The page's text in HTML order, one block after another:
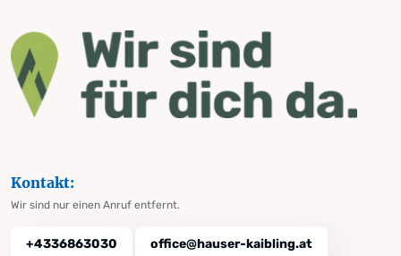
Kontakt:
Wir sind nur einen Anruf entfernt.
+4336863030 office@hauser-kaibling.at